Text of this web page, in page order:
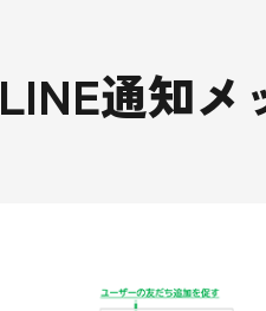
LINE通知メ